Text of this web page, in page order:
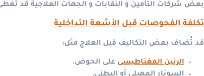
بعض شركات التأمين و النقابات و الجهات العلاجية قد تغطى
تكلفة الفحوصات قبل الأشعة التداخلية
قد تُضاف بعض التكاليف قبل العلاج مثل:
الرنين المغناطيسى على الحوض.